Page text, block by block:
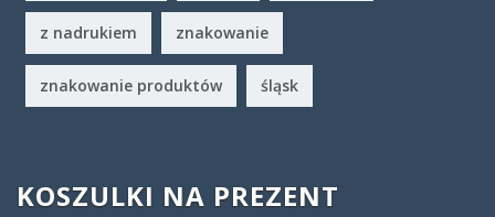
z nadrukiem znakowanie
znakowanie produktów śląsk
KOSZULKI NA PREZENT